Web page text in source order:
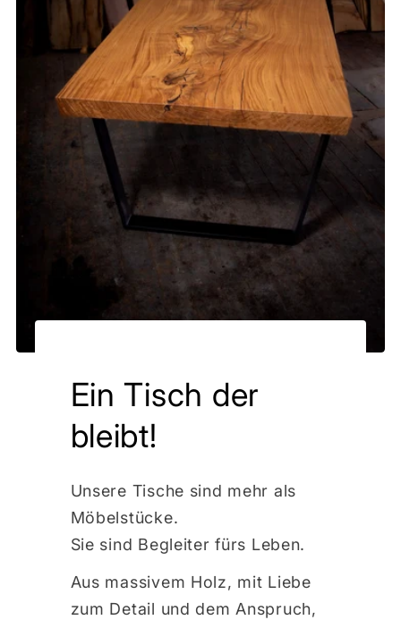
Ein Tisch der
bleibt!
Unsere Tische sind mehr als
Möbelstücke.
Sie sind Begleiter fürs Leben.
Aus massivem Holz, mit Liebe
zum Detail und dem Anspruch,